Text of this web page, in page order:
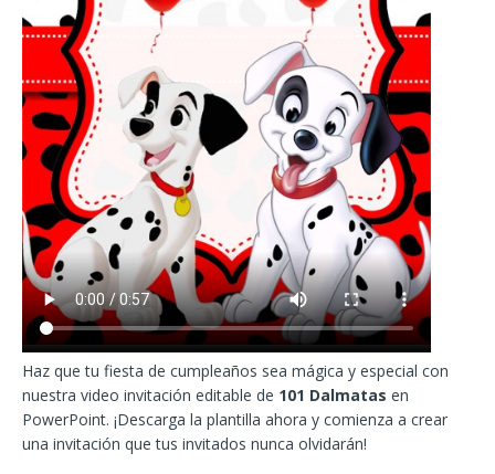
Haz que tu fiesta de cumpleaños sea mágica y especial con
nuestra video invitación editable de 101 Dalmatas en
PowerPoint. ¡Descarga la plantilla ahora y comienza a crear
una invitación que tus invitados nunca olvidarán!